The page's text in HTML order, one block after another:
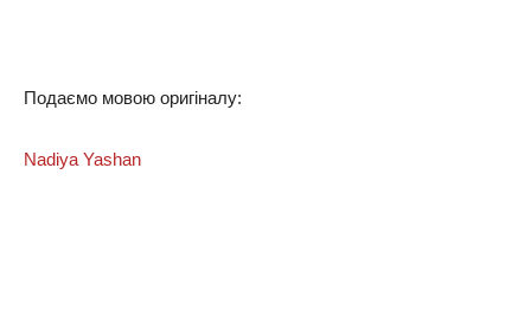
Подаємо мовою оригіналу:
Nadiya Yashan